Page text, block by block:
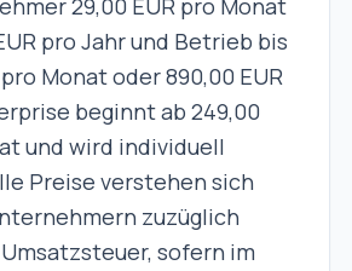
29,00 EUR pro Monat
pro Jahr und Betrieb bis
pro Monat oder 890,00 EUR
beginnt ab 249,00
und wird individuell
Preise verstehen sich
zuzüglich
sofern im